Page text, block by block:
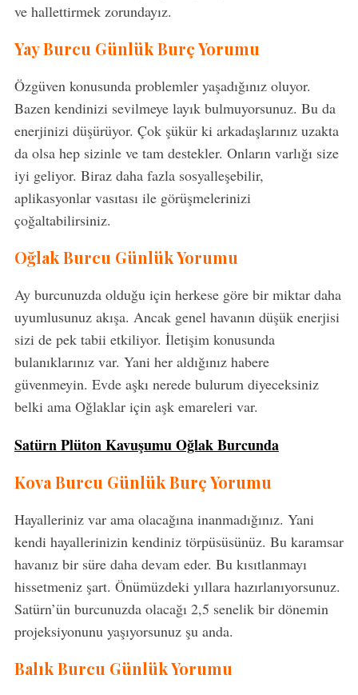
ve hallettirmek zorundayız.
Yay Burcu Günlük Burç Yorumu
Özgüven konusunda problemler yaşadığınız oluyor.
Bazen kendinizi sevilmeye layık bulmuyorsunuz. Bu da
enerjinizi düşürüyor. Çok şükür ki arkadaşlarınız uzakta
da olsa hep sizinle ve tam destekler. Onların varlığı size
iyi geliyor. Biraz daha fazla sosyalleşebilir,
aplikasyonlar vasıtası ile görüşmelerinizi
çoğaltabilirsiniz.
Oğlak Burcu Günlük Yorumu
Ay burcunuzda olduğu için herkese göre bir miktar daha
uyumlusunuz akışa. Ancak genel havanın düşük enerjisi
sizi de pek tabii etkiliyor. İletişim konusunda
bulanıklarınız var. Yani her aldığınız habere
güvenmeyin. Evde aşkı nerede bulurum diyeceksiniz
belki ama Oğlaklar için aşk emareleri var.
Satürn Plüton Kavuşumu Oğlak Burcunda
Kova Burcu Günlük Burç Yorumu
Hayalleriniz var ama olacağına inanmadığınız. Yani
kendi hayallerinizin kendiniz törpüsüsünüz. Bu karamsar
havanız bir süre daha devam eder. Bu kısıtlanmayı
hissetmeniz şart. Önümüzdeki yıllara hazırlanıyorsunuz.
Satürn’ün burcunuzda olacağı 2,5 senelik bir dönemin
projeksiyonunu yaşıyorsunuz şu anda.
Balık Burcu Günlük Yorumu
S
r
c
h
: